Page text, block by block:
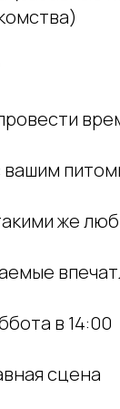
вашим
же
в 14:00
сцена